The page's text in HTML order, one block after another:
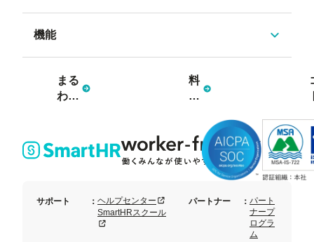
機能
まる
わか
セッ
料
金
ン
サポート ： ヘルプセンター 新規タブまたはウィンドウで開く
SmartHRスクール
新規タブまたはウィンドウで開く
パートナー ： パート
ナープ
ログラ
ム